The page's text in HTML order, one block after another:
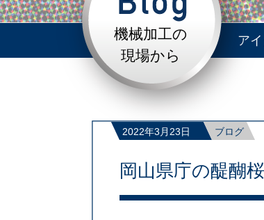
機械加工の
現場から
ア
2022年3月23日 ブログ
岡山県庁の醍醐桜